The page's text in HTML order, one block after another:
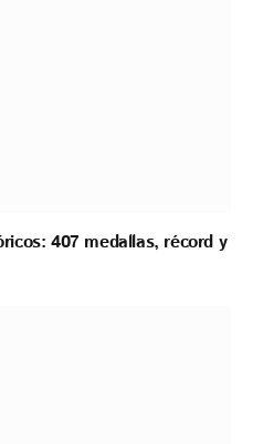
407 medallas, récord y